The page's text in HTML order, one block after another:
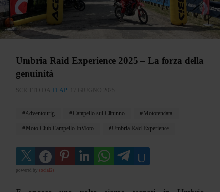
Umbria Raid Experience 2025 – La forza della
genuinità
SCRITTO DA FLAP 17 GIUGNO 2025
Adventourig Campello sul Clitunno Mototendata
Moto Club Campello InMoto Umbria Raid Experience
powered by social2s